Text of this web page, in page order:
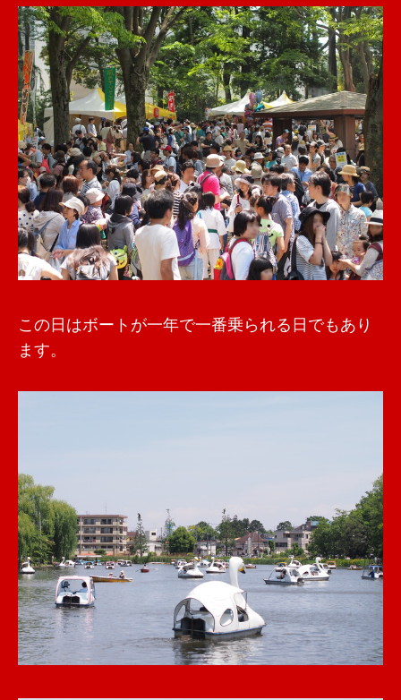
この日はボートが一年で一番乗られる日でもあり
ます。